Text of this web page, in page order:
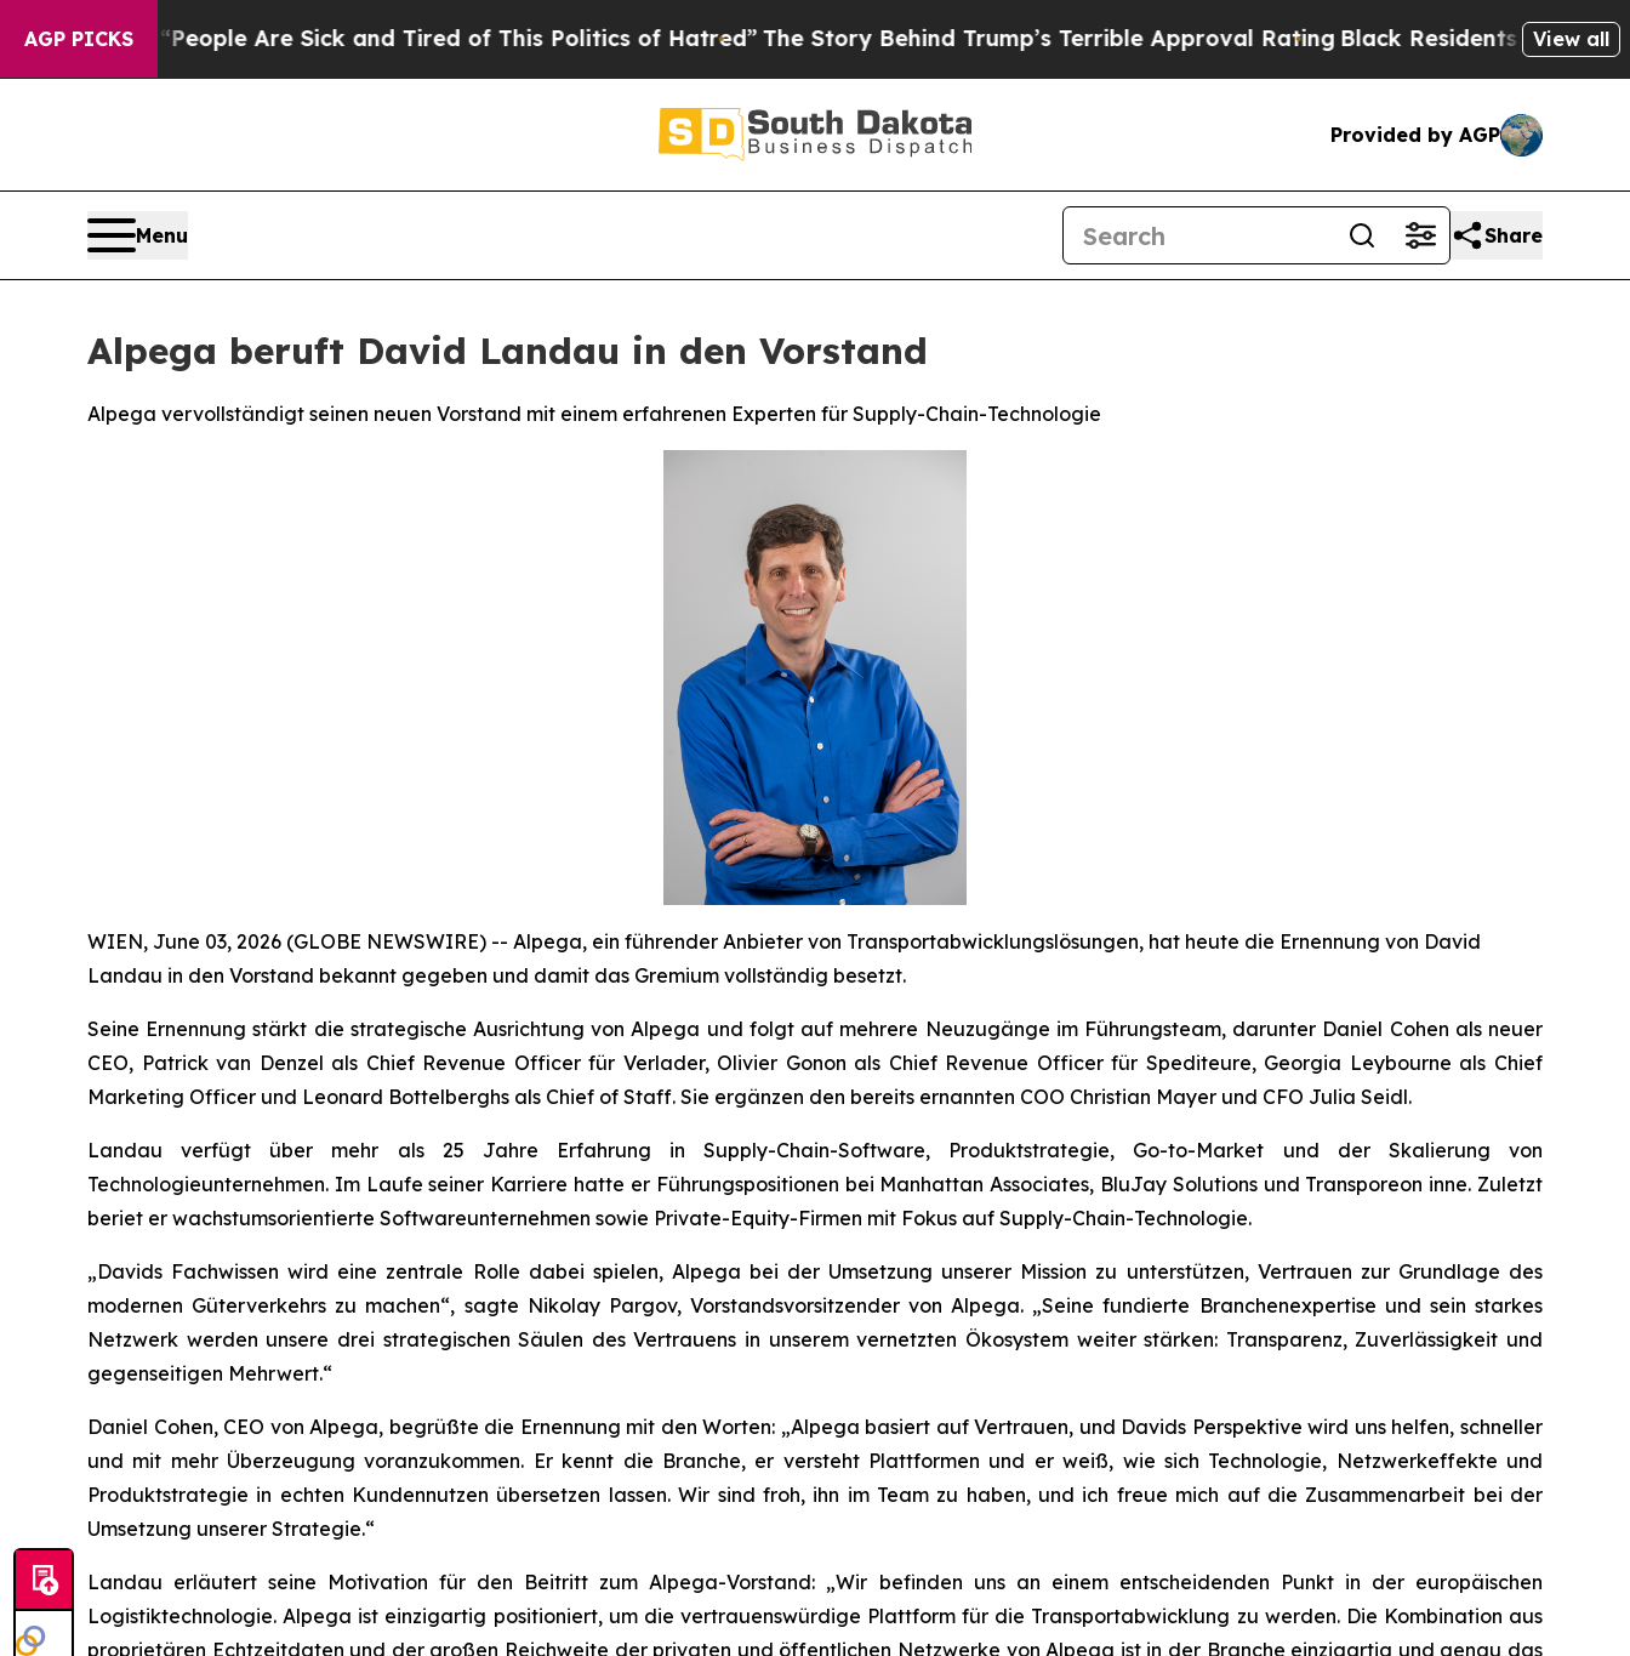
AGP PICKS
“People Are Sick and Tired of This Politics of Hatred” The Story Behind Trump’s Terrible Approval RatingBlack Residents Warned ofView all
Provided by AGP
Menu Share
Alpega beruft David Landau in den Vorstand
Alpega vervollständigt seinen neuen Vorstand mit einem erfahrenen Experten für Supply-Chain-Technologie
WIEN, June 03, 2026 (GLOBE NEWSWIRE) -- Alpega, ein führender Anbieter von Transportabwicklungslösungen, hat heute die Ernennung von David
Landau in den Vorstand bekannt gegeben und damit das Gremium vollständig besetzt.
Seine Ernennung stärkt die strategische Ausrichtung von Alpega und folgt auf mehrere Neuzugänge im Führungsteam, darunter Daniel Cohen als neuer
CEO, Patrick van Denzel als Chief Revenue Officer für Verlader, Olivier Gonon als Chief Revenue Officer für Spediteure, Georgia Leybourne als Chief
Marketing Officer und Leonard Bottelberghs als Chief of Staff. Sie ergänzen den bereits ernannten COO Christian Mayer und CFO Julia Seidl.
Landau verfügt über mehr als 25 Jahre Erfahrung in Supply-Chain-Software, Produktstrategie, Go-to-Market und der Skalierung von
Technologieunternehmen. Im Laufe seiner Karriere hatte er Führungspositionen bei Manhattan Associates, BluJay Solutions und Transporeon inne. Zuletzt
beriet er wachstumsorientierte Softwareunternehmen sowie Private-Equity-Firmen mit Fokus auf Supply-Chain-Technologie.
„Davids Fachwissen wird eine zentrale Rolle dabei spielen, Alpega bei der Umsetzung unserer Mission zu unterstützen, Vertrauen zur Grundlage des
modernen Güterverkehrs zu machen“, sagte Nikolay Pargov, Vorstandsvorsitzender von Alpega. „Seine fundierte Branchenexpertise und sein starkes
Netzwerk werden unsere drei strategischen Säulen des Vertrauens in unserem vernetzten Ökosystem weiter stärken: Transparenz, Zuverlässigkeit und
gegenseitigen Mehrwert.“
Daniel Cohen, CEO von Alpega, begrüßte die Ernennung mit den Worten: „Alpega basiert auf Vertrauen, und Davids Perspektive wird uns helfen, schneller
und mit mehr Überzeugung voranzukommen. Er kennt die Branche, er versteht Plattformen und er weiß, wie sich Technologie, Netzwerkeffekte und
Produktstrategie in echten Kundennutzen übersetzen lassen. Wir sind froh, ihn im Team zu haben, und ich freue mich auf die Zusammenarbeit bei der
Umsetzung unserer Strategie.“
Landau erläutert seine Motivation für den Beitritt zum Alpega-Vorstand: „Wir befinden uns an einem entscheidenden Punkt in der europäischen
Logistiktechnologie. Alpega ist einzigartig positioniert, um die vertrauenswürdige Plattform für die Transportabwicklung zu werden. Die Kombination aus
proprietären Echtzeitdaten und der großen Reichweite der privaten und öffentlichen Netzwerke von Alpega ist in der Branche einzigartig und genau das